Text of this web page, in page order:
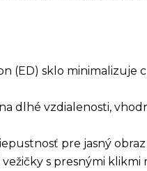
(ED) sklo minimalizuje
dlhé vzdialenosti,
pre jasný
s presnými klikmi